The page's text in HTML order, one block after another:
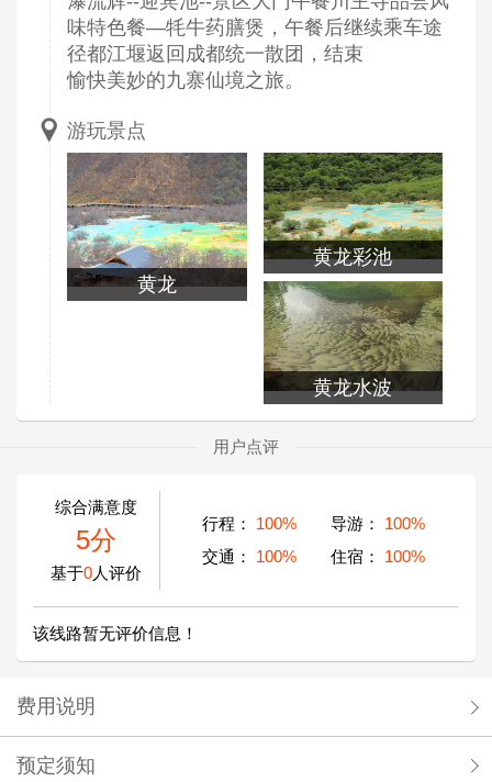
味特色餐—牦牛药膳煲，午餐后继续乘车途
径都江堰返回成都统一散团，结束
愉快美妙的九寨仙境之旅。
游玩景点
黄龙
黄龙彩池
黄龙水波
用户点评
综合满意度
5分
基于0人评价
行程： 100% 导游：
100%
交通：
100% 住宿： 100%
该线路暂无评价信息！
费用说明
预定须知